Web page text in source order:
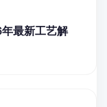
最新工艺解